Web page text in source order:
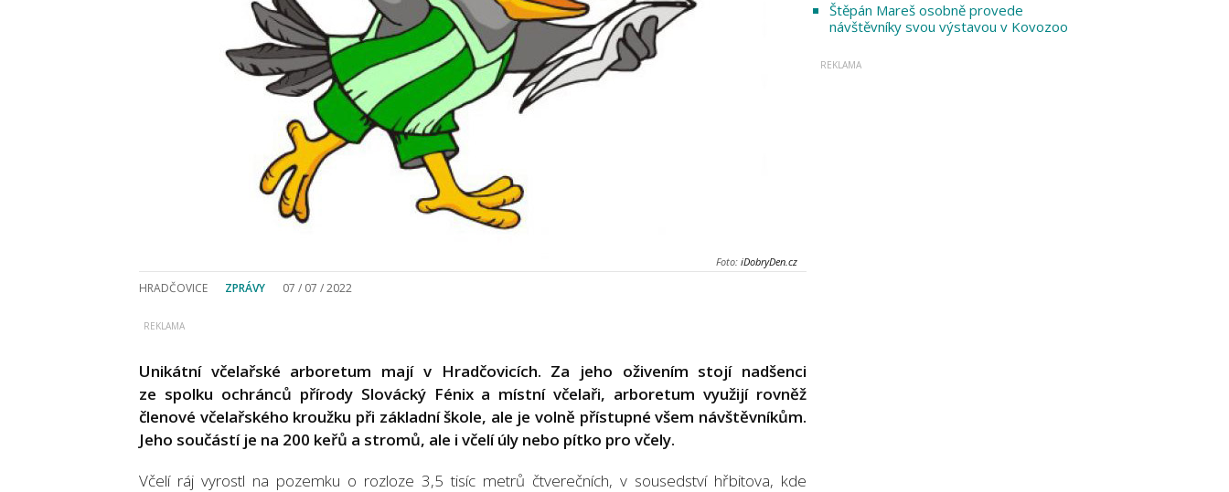
Foto: iDobryDen.cz
HRADČOVICE ZPRÁVY 07 / 07 / 2022
Unikátní včelařské arboretum mají v Hradčovicích. Za jeho oživením stojí nadšenci
ze spolku ochránců přírody Slovácký Fénix a místní včelaři, arboretum využijí rovněž
členové včelařského kroužku při základní škole, ale je volně přístupné všem návštěvníkům.
Jeho součástí je na 200 keřů a stromů, ale i včelí úly nebo pítko pro včely.
Včelí ráj vyrostl na pozemku o rozloze 3,5 tisíc metrů čtverečních, v sousedství hřbitova, kde
Štěpán Mareš osobně provede
návštěvníky svou výstavou v Kovozoo